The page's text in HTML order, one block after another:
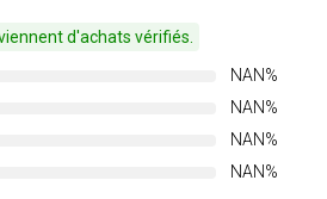
d'achats vérifiés.
NAN%
NAN%
NAN%
NAN%